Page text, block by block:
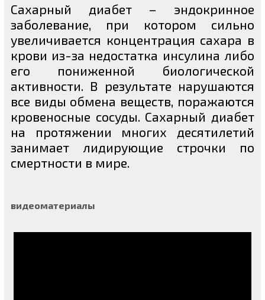
Сахарный диабет – эндокринное
заболевание, при котором сильно
увеличивается концентрация сахара в
крови из-за недостатка инсулина либо
его пониженной биологической
активности. В результате нарушаются
все виды обмена веществ, поражаются
кровеносные сосуды. Сахарный диабет
на протяжении многих десятилетий
занимает лидирующие строчки по
смертности в мире.
видеоматериалы